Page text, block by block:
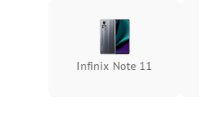
Infinix Note 11